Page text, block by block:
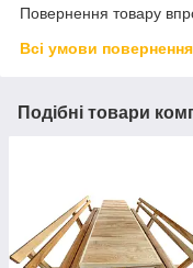
Повернення товару
Всі умови повернення
Подібні товари